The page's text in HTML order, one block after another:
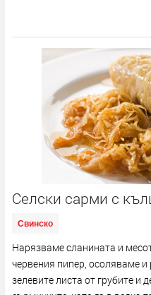
Селски сарми с
Свинско
Нарязваме сланината и
червения пипер, осоляваме
зелевите листа от грубите и